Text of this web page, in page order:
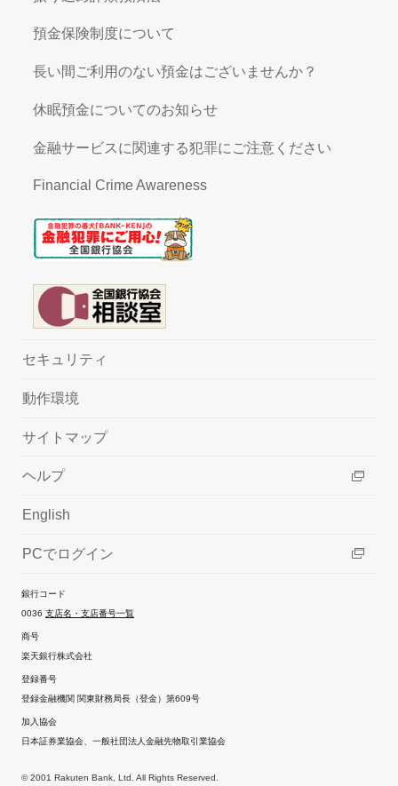
預金保険制度について
長い間ご利用のない預金はございませんか？
休眠預金についてのお知らせ
金融サービスに関連する犯罪にご注意ください
Financial Crime Awareness
セキュリティ
動作環境
サイトマップ
ヘルプ
English
PCでログイン
銀行コード
0036 支店名・支店番号一覧
商号
楽天銀行株式会社
登録番号
登録金融機関 関東財務局長（登金）第609号
加入協会
日本証券業協会、一般社団法人金融先物取引業協会
© 2001 Rakuten Bank, Ltd. All Rights Reserved.